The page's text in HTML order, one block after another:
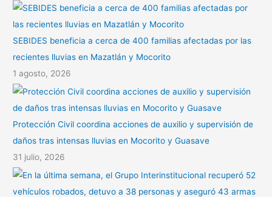
SEBIDES beneficia a cerca de 400 familias afectadas por las
recientes lluvias en Mazatlán y Mocorito
1 agosto, 2026
Protección Civil coordina acciones de auxilio y supervisión de
daños tras intensas lluvias en Mocorito y Guasave
31 julio, 2026